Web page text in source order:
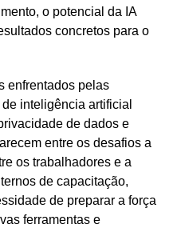
o potencial da IA
concretos para o
enfrentados pelas
inteligência artificial
de dados e
entre os desafios a
os trabalhadores e a
de capacitação,
de preparar a força
ferramentas e